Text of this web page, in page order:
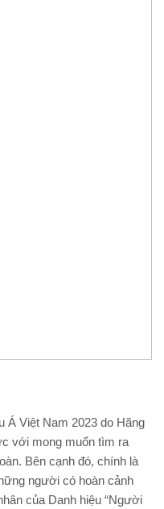
Á Việt Nam 2023 do Hãng
với mong muốn tìm ra
Bên cạnh đó, chính là
người có hoàn cảnh
của Danh hiệu “Người